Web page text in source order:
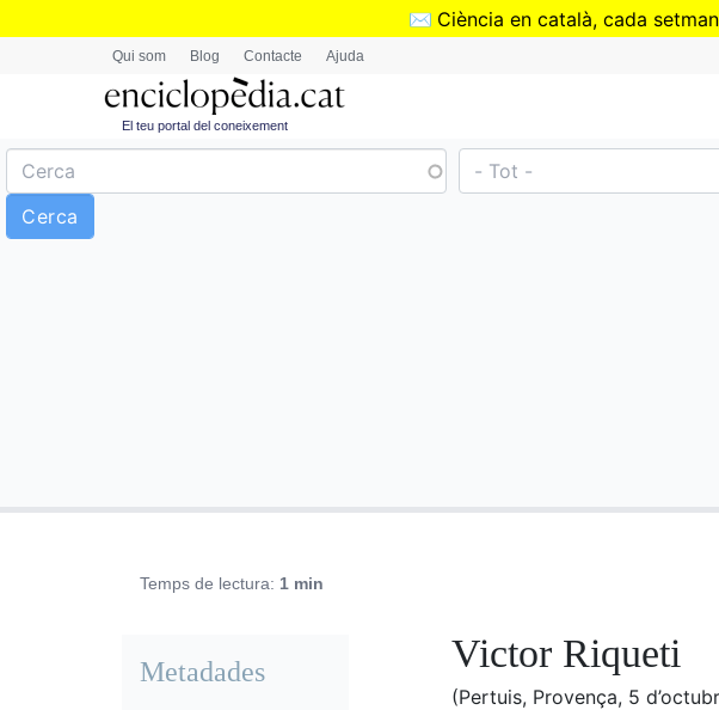
✉️ Ciència en català, cada
Qui som Blog Contacte Ajuda
El teu portal del coneixement
Temps de lectura: 1 min
Victor Riqueti
(Pertuis, Provença, 5
Metadades